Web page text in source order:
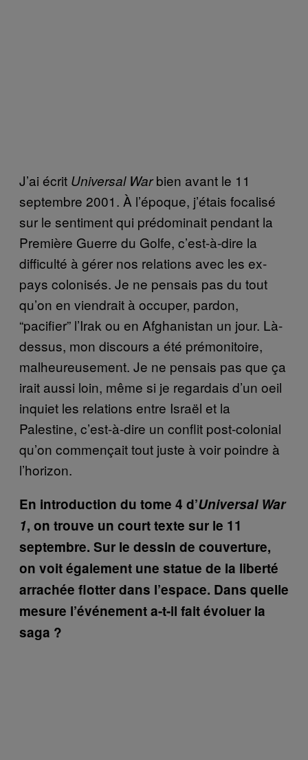
J’ai écrit Universal Warbien avant le 11
septembre 2001. À l’époque, j’étais focalisé
sur le sentiment qui prédominait pendant la
Première Guerre du Golfe, c’est-à-dire la
difficulté à gérer nos relations avec les ex-
pays colonisés. Je ne pensais pas du tout
qu’on en viendrait à occuper, pardon,
“pacifier” l’Irak ou en Afghanistan un jour. Là-
dessus, mon discours a été prémonitoire,
malheureusement. Je ne pensais pas que ça
irait aussi loin, même si je regardais d’un oeil
inquiet les relations entre Israël et la
Palestine, c’est-à-dire un conflit post-colonial
qu’on commençait tout juste à voir poindre à
l’horizon.
En introduction du tome 4 d’Universal War
1, on trouve un court texte sur le 11
septembre. Sur le dessin de couverture,
on voit également une statue de la liberté
arrachée flotter dans l’espace. Dans quelle
mesure l’événement a-t-il fait évoluer la
saga ?